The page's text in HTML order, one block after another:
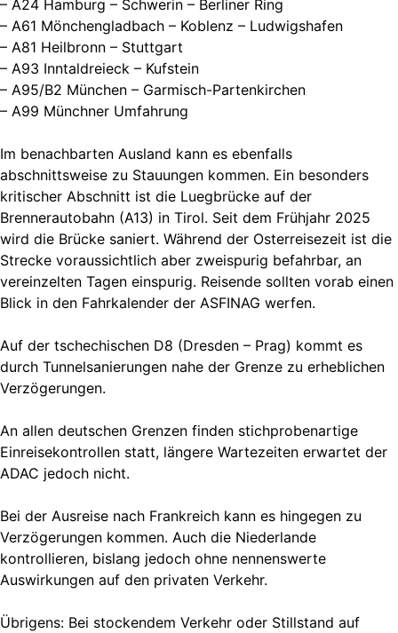
– A24 Hamburg – Schwerin – Berliner Ring
– A61 Mönchengladbach – Koblenz – Ludwigshafen
– A81 Heilbronn – Stuttgart
– A93 Inntaldreieck – Kufstein
– A95/B2 München – Garmisch-Partenkirchen
– A99 Münchner Umfahrung
Im benachbarten Ausland kann es ebenfalls
abschnittsweise zu Stauungen kommen. Ein besonders
kritischer Abschnitt ist die Luegbrücke auf der
Brennerautobahn (A13) in Tirol. Seit dem Frühjahr 2025
wird die Brücke saniert. Während der Osterreisezeit ist die
Strecke voraussichtlich aber zweispurig befahrbar, an
vereinzelten Tagen einspurig. Reisende sollten vorab einen
Blick in den Fahrkalender der ASFINAG werfen.
Auf der tschechischen D8 (Dresden – Prag) kommt es
durch Tunnelsanierungen nahe der Grenze zu erheblichen
Verzögerungen.
An allen deutschen Grenzen finden stichprobenartige
Einreisekontrollen statt, längere Wartezeiten erwartet der
ADAC jedoch nicht.
Bei der Ausreise nach Frankreich kann es hingegen zu
Verzögerungen kommen. Auch die Niederlande
kontrollieren, bislang jedoch ohne nennenswerte
Auswirkungen auf den privaten Verkehr.
Übrigens: Bei stockendem Verkehr oder Stillstand auf